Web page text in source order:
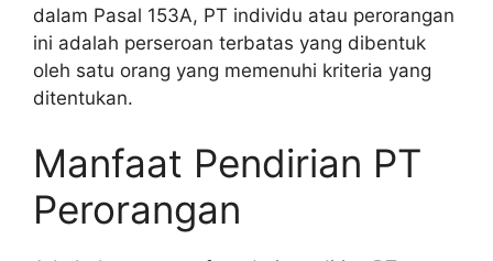
dalam Pasal 153A, PT individu atau perorangan
ini adalah perseroan terbatas yang dibentuk
oleh satu orang yang memenuhi kriteria yang
ditentukan.
Manfaat Pendirian PT
Perorangan